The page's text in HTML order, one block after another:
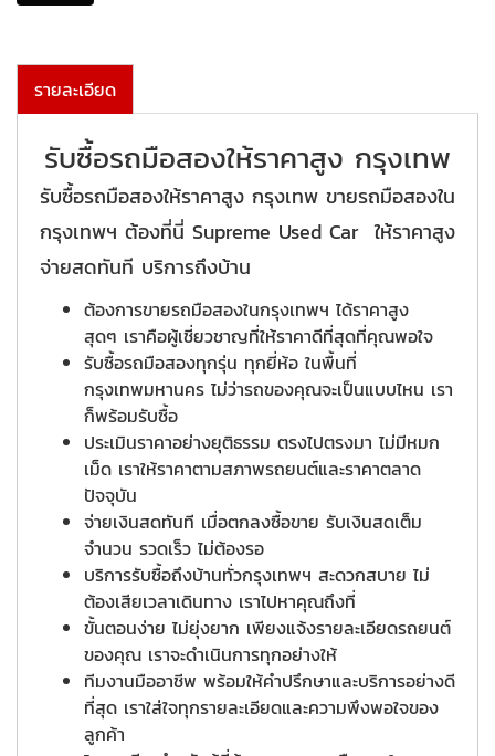
รายละเอียด
รับซื้อรถมือสองให้ราคาสูง กรุงเทพ
รับซื้อรถมือสองให้ราคาสูง กรุงเทพ ขายรถมือสองใน
กรุงเทพฯ ต้องที่นี่ Supreme Used Car ให้ราคาสูง
จ่ายสดทันที บริการถึงบ้าน
ต้องการขายรถมือสองในกรุงเทพฯ ได้ราคาสูง
สุดๆ เราคือผู้เชี่ยวชาญที่ให้ราคาดีที่สุดที่คุณพอใจ
รับซื้อรถมือสองทุกรุ่น ทุกยี่ห้อ ในพื้นที่
กรุงเทพมหานคร ไม่ว่ารถของคุณจะเป็นแบบไหน เรา
ก็พร้อมรับซื้อ
ประเมินราคาอย่างยุติธรรม ตรงไปตรงมา ไม่มีหมก
เม็ด เราให้ราคาตามสภาพรถยนต์และราคาตลาด
ปัจจุบัน
จ่ายเงินสดทันที เมื่อตกลงซื้อขาย รับเงินสดเต็ม
จำนวน รวดเร็ว ไม่ต้องรอ
บริการรับซื้อถึงบ้านทั่วกรุงเทพฯ สะดวกสบาย ไม่
ต้องเสียเวลาเดินทาง เราไปหาคุณถึงที่
ขั้นตอนง่าย ไม่ยุ่งยาก เพียงแจ้งรายละเอียดรถยนต์
ของคุณ เราจะดำเนินการทุกอย่างให้
ทีมงานมืออาชีพ พร้อมให้คำปรึกษาและบริการอย่างดี
ที่สุด เราใส่ใจทุกรายละเอียดและความพึงพอใจของ
ลูกค้า